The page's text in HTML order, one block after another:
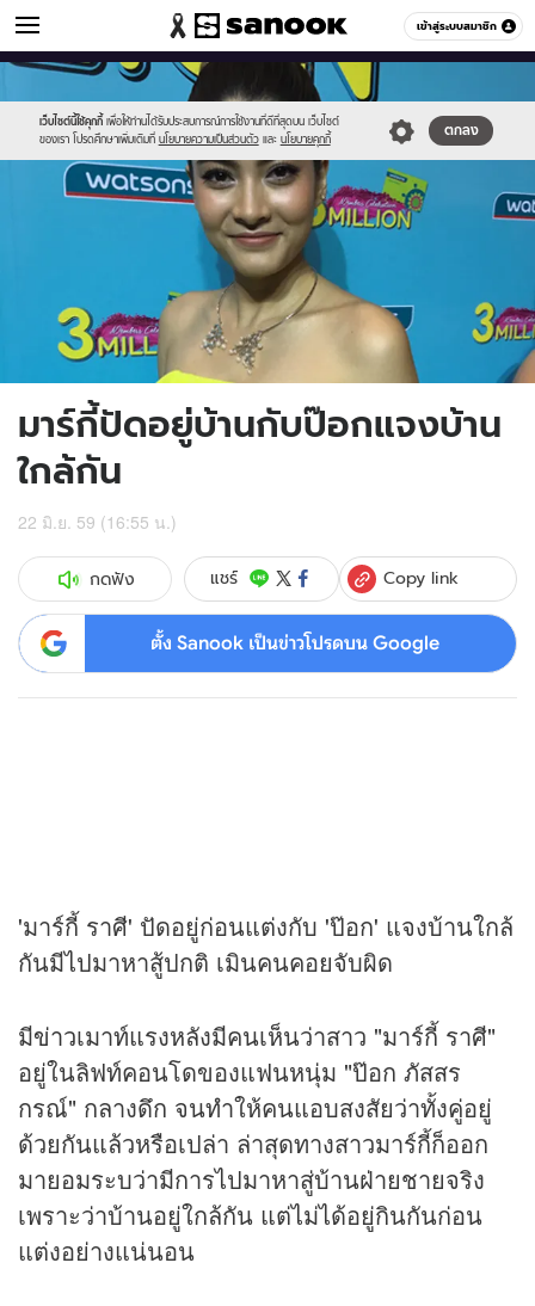
เข้าสู่ระบบสมาชิก
ข่าวบันเทิง หมวดอื่นๆ
เว็บไซต์นี้ใช้คุกกี้ เพื่อให้ท่านได้รับประสบการณ์การใช้งานที่ดีที่สุดบน เว็บไซต์
ของเรา โปรดศึกษาเพิ่มเติมที่ นโยบายความเป็นส่วนตัว และ นโยบายคุกกี้
ตกลง
Sanook
//s.isanook.com/sr/0/images/logo-
new-
sanook.png
600
60
//s.isanook.com/ns/0/ud/403/2016718/707767-
01.jpg
มาร์กี้ปัดอยู่บ้านกับป๊อกแจงบ้าน
ใกล้กัน
22 มิ.ย. 59 (16:55 น.)
กดฟัง แชร์ Copy link
ตั้ง Sanook เป็นข่าวโปรดบน Google
'มาร์กี้ ราศี' ปัดอยู่ก่อนแต่งกับ 'ป๊อก' แจงบ้านใกล้
กันมีไปมาหาสู้ปกติ เมินคนคอยจับผิด
มีข่าวเมาท์แรงหลังมีคนเห็นว่าสาว "มาร์กี้ ราศี"
อยู่ในลิฟท์คอนโดของแฟนหนุ่ม "ป๊อก ภัสสร
กรณ์" กลางดึก จนทำให้คนแอบสงสัยว่าทั้งคู่อยู่
ด้วยกันแล้วหรือเปล่า ล่าสุดทางสาวมาร์กี้ก็ออก
มายอมระบว่ามีการไปมาหาสู่บ้านฝ่ายชายจริง
เพราะว่าบ้านอยู่ใกล้กัน แต่ไม่ได้อยู่กินกันก่อน
แต่งอย่างแน่นอน